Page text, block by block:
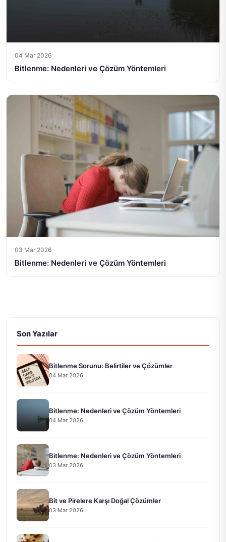
04 Mar 2026
Bitlenme: Nedenleri ve Çözüm Yöntemleri
03 Mar 2026
Bitlenme: Nedenleri ve Çözüm Yöntemleri
Son Yazılar
Bitlenme Sorunu: Belirtiler ve Çözümler
04 Mar 2026
Bitlenme: Nedenleri ve Çözüm Yöntemleri
04 Mar 2026
Bitlenme: Nedenleri ve Çözüm Yöntemleri
03 Mar 2026
Bit ve Pirelere Karşı Doğal Çözümler
03 Mar 2026